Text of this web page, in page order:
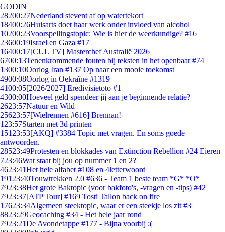
GODIN
28200:27Nederland stevent af op watertekort
18400:26Huisarts doet haar werk onder invloed van alcohol
10200:23Voorspellingstopic: Wie is hier de weerkundige? #16
23600:19Israel en Gaza #17
16400:17[CUL TV] Masterchef Australië 2026
6700:13Tenenkrommende fouten bij teksten in het openbaar #74
1300:10Oorlog Iran #137 Op naar een mooie toekomst
4900:08Oorlog in Oekraïne #1319
4100:05[2026/2027] Eredivisietoto #1
4300:00Hoeveel geld spendeer jij aan je beginnende relatie?
2623:57Natuur en Wild
25623:57[Wielrennen #616] Brennan!
1 23:57Starten met 3d printen
151 23:53[AKQ] #3384 Topic met vragen. En soms goede
antwoorden.
28523:49Protesten en blokkades van Extinction Rebellion #24 Eieren
723:46Wat staat bij jou op nummer 1 en 2?
4623:41Het hele alfabet #108 en 4letterwoord
191 23:40Touwtrekken 2.0 #636 - Team 1 beste team *G* *O*
7923:38Het grote Baktopic (voor bakfoto's, -vragen en -tips) #42
7923:37[ATP Tour] #169 Tosti Tallon back on fire
17623:34Algemeen steektopic, waar er een steekje los zit #3
8823:29Geocaching #34 - Het hele jaar rond
7923:21De Avondetappe #177 - Bijna voorbij :(